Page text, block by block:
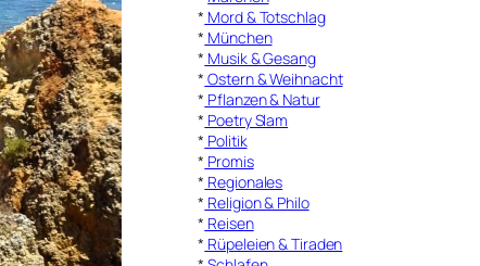
* Mord & Totschlag
* München
* Musik & Gesang
* Ostern & Weihnacht
* Pflanzen & Natur
* Poetry Slam
* Politik
* Promis
* Regionales
* Religion & Philo
* Reisen
* Rüpeleien & Tiraden